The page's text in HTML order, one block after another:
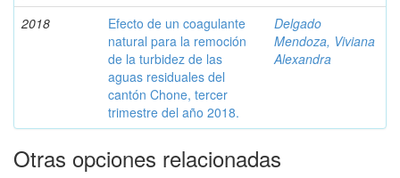
2018
Efecto de un coagulante
natural para la remoción
de la turbidez de las
aguas residuales del
cantón Chone, tercer
trimestre del año 2018.
Delgado
Mendoza, Viviana
Alexandra
Otras opciones relacionadas